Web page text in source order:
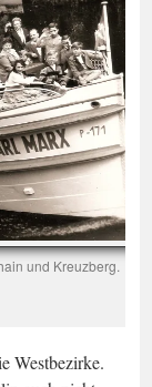
und Kreuzberg.
Westbezirke.